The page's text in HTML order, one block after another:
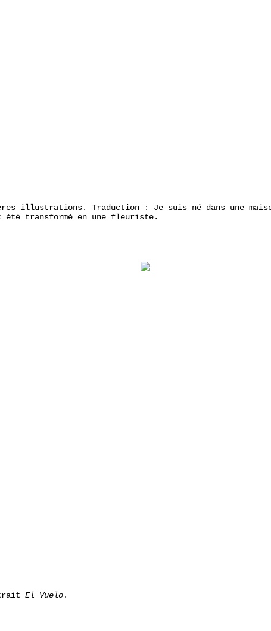
illustrations. Traduction : Je suis né dans une
transformé en une fleuriste.
El Vuelo.